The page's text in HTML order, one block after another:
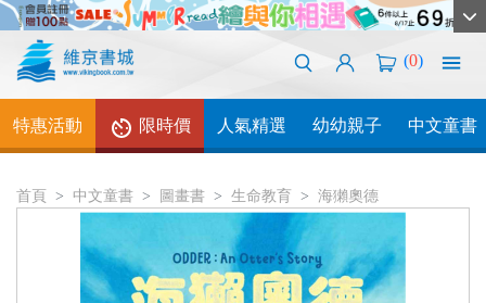
(0)
特惠活動 限時價 人氣精選 幼幼親子 中文童書
首頁 中文童書 圖畫書 生命教育 海獺奧德